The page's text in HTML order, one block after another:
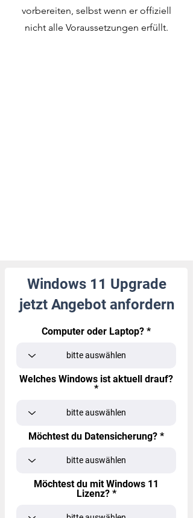
vorbereiten, selbst wenn er offiziell
nicht alle Voraussetzungen erfüllt.
Windows 11 Upgrade
jetzt Angebot anfordern
Computer oder Laptop?
Welches Windows ist aktuell drauf?
Möchtest du Datensicherung?
Möchtest du mit Windows 11
Lizenz?